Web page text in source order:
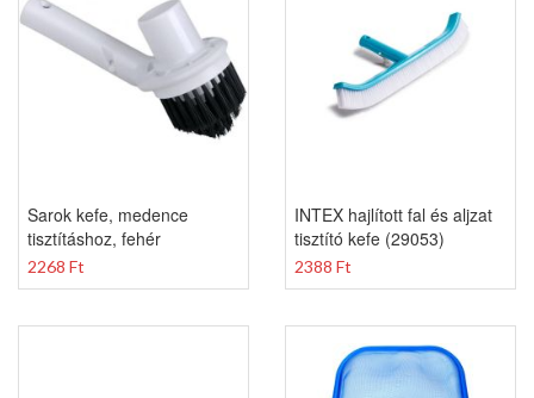
Sarok kefe, medence
tisztításhoz, fehér
2268 Ft
INTEX hajlított fal és aljzat
tisztító kefe (29053)
2388 Ft